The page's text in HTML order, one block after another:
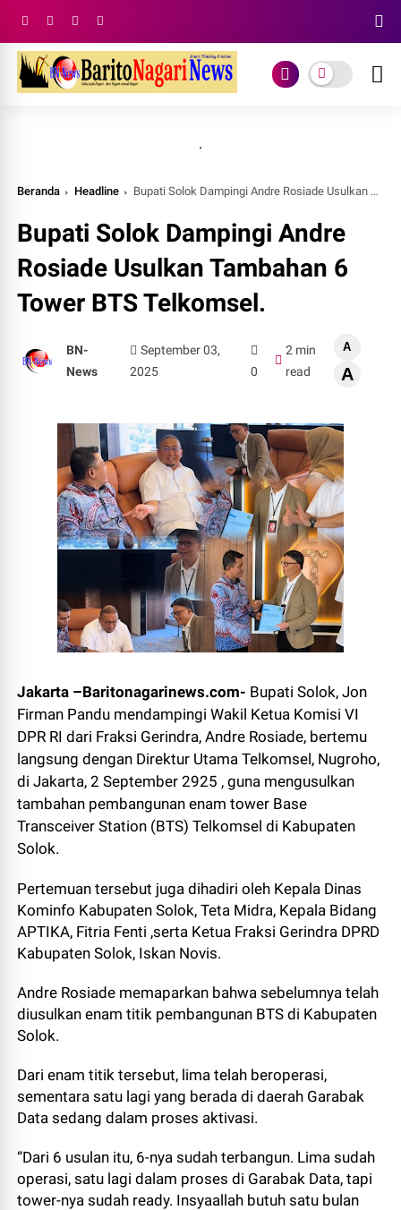
.
Beranda Headline Bupati Solok Dampingi Andre Rosiade Usulkan Tambahan 6 Tower BTS Telkomsel.
Bupati Solok Dampingi Andre
Rosiade Usulkan Tambahan 6
Tower BTS Telkomsel.
BN-
News
September 03,
2025
0
2 min
read
A
A
Jakarta –Baritonagarinews.com- Bupati Solok, Jon
Firman Pandu mendampingi Wakil Ketua Komisi VI
DPR RI dari Fraksi Gerindra, Andre Rosiade, bertemu
langsung dengan Direktur Utama Telkomsel, Nugroho,
di Jakarta, 2 September 2925 , guna mengusulkan
tambahan pembangunan enam tower Base
Transceiver Station (BTS) Telkomsel di Kabupaten
Solok.
Pertemuan tersebut juga dihadiri oleh Kepala Dinas
Kominfo Kabupaten Solok, Teta Midra, Kepala Bidang
APTIKA, Fitria Fenti ,serta Ketua Fraksi Gerindra DPRD
Kabupaten Solok, Iskan Novis.
Andre Rosiade memaparkan bahwa sebelumnya telah
diusulkan enam titik pembangunan BTS di Kabupaten
Solok.
Dari enam titik tersebut, lima telah beroperasi,
sementara satu lagi yang berada di daerah Garabak
Data sedang dalam proses aktivasi.
“Dari 6 usulan itu, 6-nya sudah terbangun. Lima sudah
operasi, satu lagi dalam proses di Garabak Data, tapi
tower-nya sudah ready. Insyaallah butuh satu bulan